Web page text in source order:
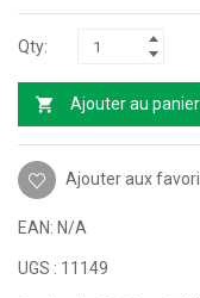
Ajouter au panier
Ajouter aux
EAN: N/A
UGS : 11149